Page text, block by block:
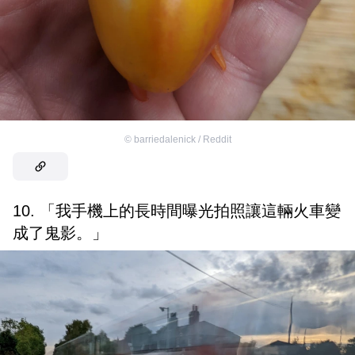
© barriedalenick / Reddit
10. 「我手機上的長時間曝光拍照讓這輛火車變
成了鬼影。」